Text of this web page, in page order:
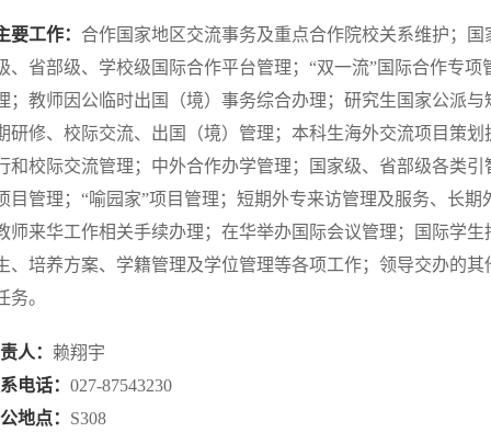
要工作： 合作国家地区交流事务及重点合作院校关系维护；国
、省部级、学校级国际合作平台管理；“双一流”国际合作专项
；教师因公临时出国（境）事务综合办理；研究生国家公派与
研修、校际交流、出国（境）管理；本科生海外交流项目策划
和校际交流管理；中外合作办学管理；国家级、省部级各类引
目管理；“喻园家”项目管理；短期外专来访管理及服务、长期
师来华工作相关手续办理；在华举办国际会议管理；国际学生
、培养方案、学籍管理及学位管理等各项工作；领导交办的其
务。
人： 赖翔宇
电话：027-87543230
地点： S308